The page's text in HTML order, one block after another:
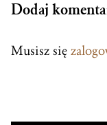
Dodaj
Musisz się